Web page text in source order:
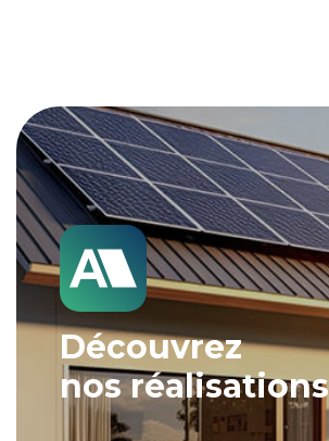
Découvrez
nos réalisations